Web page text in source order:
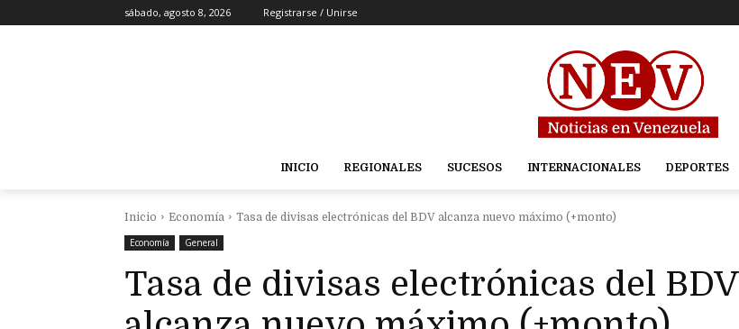
sábado, agosto 8, 2026 Registrarse / Unirse
INICIO REGIONALES SUCESOS INTERNACIONALES DEPORTES
Inicio Economía
Tasa de divisas electrónicas del BDV alcanza nuevo máximo (+monto)
Economía
General
Tasa de divisas electrónicas del BDV